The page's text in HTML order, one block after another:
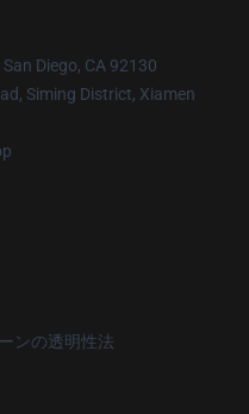
Diego, CA 92130
Siming District, Xiamen
ンの透明性法